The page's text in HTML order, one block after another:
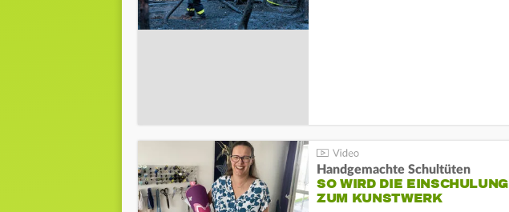
Handgemachte Schultüten
SO WIRD DIE EINSCHULUNG
ZUM KUNSTWERK